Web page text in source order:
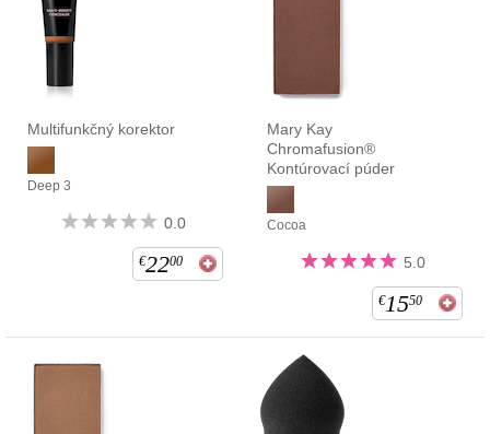
Multifunkčný korektor
Deep 3
0.0
€2200
Mary Kay
Chromafusion®
Kontúrovací púder
Cocoa
5.0
€1550